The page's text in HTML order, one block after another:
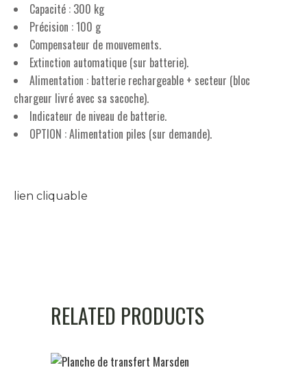
Capacité : 300 kg
Précision : 100 g
Compensateur de mouvements.
Extinction automatique (sur batterie).
Alimentation : batterie rechargeable + secteur (bloc
chargeur livré avec sa sacoche).
Indicateur de niveau de batterie.
OPTION : Alimentation piles (sur demande).
lien cliquable
RELATED PRODUCTS